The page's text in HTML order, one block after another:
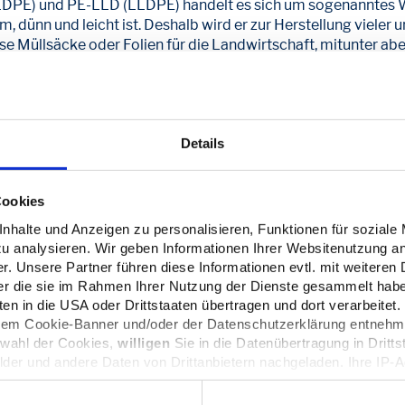
Details
und Anzeigen zu personalisieren, Funktionen für soziale
analysieren. Wir geben Informationen Ihrer Websitenutzung
Unsere Partner führen diese Informationen evtl. mit weiteren
die sie im Rahmen Ihrer Nutzung der Dienste gesammelt
in die USA oder Drittstaaten übertragen und dort verarbeitet.
Cookie-Banner und/oder der Datenschutzerklärung
der Cookies, willigen Sie in die Datenübertragung in
und andere Daten von Drittanbietern nachgeladen. Ihre IP-
dieser Anbieter können Sie sich auf deren Seiten
und PE-LLD (LLDPE) handelt es sich um
dünn und leicht ist. Deshalb wird er zur Herstellung vieler
Müllsäcke oder Folien für die Landwirtschaft, mitunter
vom Typ PE-HD (HDPE) ein Material, das sehr fest ist
werden entsprechend ganz andere Produkte hergestellt.
werden feste Rohre, Getränkeflaschen oder
Baubranche, wo das Material beispielsweise für Gas-
zur Weiterverarbeitung macht den Stoff für viele
zudem die Polyethylen-Typen PE-HMW und PE-UHMW.
PE-UHMW wiederum ist ein Stoff, der in
wie Zahnräder, Prothesen oder Implantate herstellt
Es hat einen geringen Abrieb und ist sehr stark und fest.